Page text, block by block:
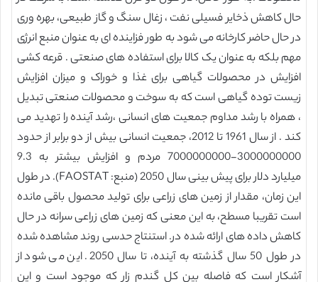
حال کاهش ذخایر فسیلی نفت ، زغال سنگ و گاز طبیعی، بهره وری
در حال حاضر کارخانه می شود به طور فزاینده ای به عنوان منبع انرژی
مهم بلکه به عنوان یک کالا برای استفاده های صنعتی . قرعه کشی
افزایش در محصولات گیاهی برای غذا و خوراک و میزان افزایش
زیست توده گیاهی است که به سوخت و محصولات صنعتی تبدیل
، همراه با رشد مداوم جمعیت های انسانی ،رشد آینده را تهدید می
کند . از سال 1961 تا 2012، جمعیت انسانی بیش از دو برابر از حدود
3000000000-7000000000 مردم و افزایش بیشتر به 9.3
میلیارد دلار برای پیش بینی سال 2050 (منبع: FAOSTAT). در طول
این زمان، مقدار از زمین های زراعی برای تولید محصول باقی مانده
است تقریبا مسطح، به این معنی که زمین های زراعی سرانه در حال
کاهش داده های ارائه شده در. استنتاج حدسی روند مشاهده شده
در طول 50 سال گذشته به آینده، تا سال 2050. این می شود از
آشکار است که فاصله بین کل گندم زار که موجود است و این